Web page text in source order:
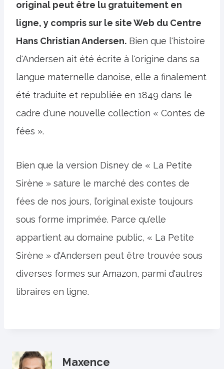
original peut être lu gratuitement en
ligne, y compris sur le site Web du Centre
Hans Christian Andersen. Bien que l'histoire
d'Andersen ait été écrite à l'origine dans sa
langue maternelle danoise, elle a finalement
été traduite et republiée en 1849 dans le
cadre d'une nouvelle collection « Contes de
fées ».
Bien que la version Disney de « La Petite
Sirène » sature le marché des contes de
fées de nos jours, l’original existe toujours
sous forme imprimée. Parce qu'elle
appartient au domaine public, « La Petite
Sirène » d'Andersen peut être trouvée sous
diverses formes sur Amazon, parmi d'autres
libraires en ligne.
Maxence